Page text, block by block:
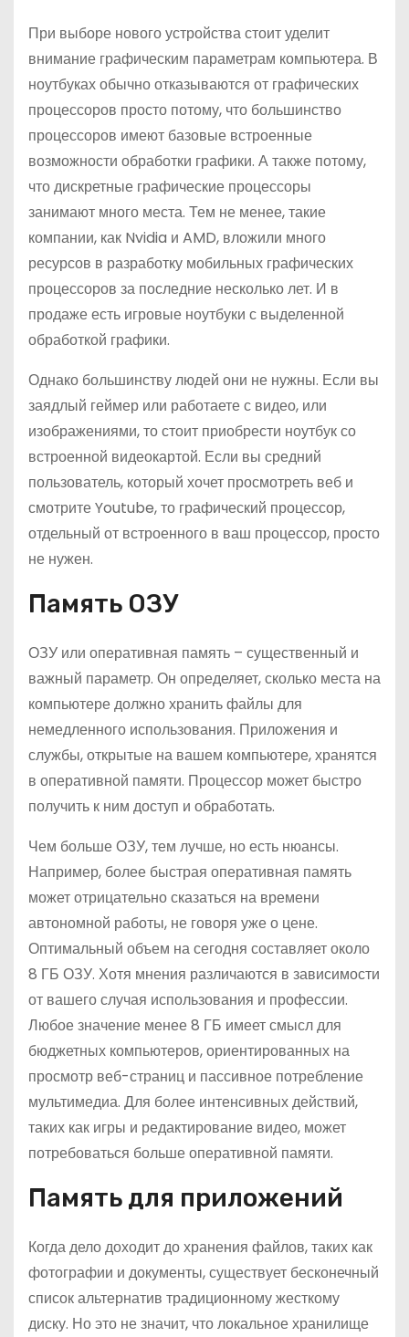
При выборе нового устройства стоит уделит
внимание графическим параметрам компьютера. В
ноутбуках обычно отказываются от графических
процессоров просто потому, что большинство
процессоров имеют базовые встроенные
возможности обработки графики. А также потому,
что дискретные графические процессоры
занимают много места. Тем не менее, такие
компании, как Nvidia и AMD, вложили много
ресурсов в разработку мобильных графических
процессоров за последние несколько лет. И в
продаже есть игровые ноутбуки с выделенной
обработкой графики.
Однако большинству людей они не нужны. Если вы
заядлый геймер или работаете с видео, или
изображениями, то стоит приобрести ноутбук со
встроенной видеокартой. Если вы средний
пользователь, который хочет просмотреть веб и
смотрите Youtube, то графический процессор,
отдельный от встроенного в ваш процессор, просто
не нужен.
Память ОЗУ
ОЗУ или оперативная память – существенный и
важный параметр. Он определяет, сколько места на
компьютере должно хранить файлы для
немедленного использования. Приложения и
службы, открытые на вашем компьютере, хранятся
в оперативной памяти. Процессор может быстро
получить к ним доступ и обработать.
Чем больше ОЗУ, тем лучше, но есть нюансы.
Например, более быстрая оперативная память
может отрицательно сказаться на времени
автономной работы, не говоря уже о цене.
Оптимальный объем на сегодня составляет около
8 ГБ ОЗУ. Хотя мнения различаются в зависимости
от вашего случая использования и профессии.
Любое значение менее 8 ГБ имеет смысл для
бюджетных компьютеров, ориентированных на
просмотр веб-страниц и пассивное потребление
мультимедиа. Для более интенсивных действий,
таких как игры и редактирование видео, может
потребоваться больше оперативной памяти.
Память для приложений
Когда дело доходит до хранения файлов, таких как
фотографии и документы, существует бесконечный
список альтернатив традиционному жесткому
диску. Но это не значит, что локальное хранилище